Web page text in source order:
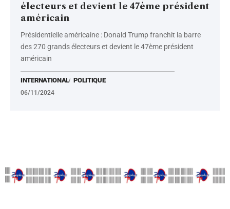
électeurs et devient le 47ème président
américain
Présidentielle américaine : Donald Trump franchit la barre
des 270 grands électeurs et devient le 47ème président
américain
INTERNATIONAL POLITIQUE
06/11/2024